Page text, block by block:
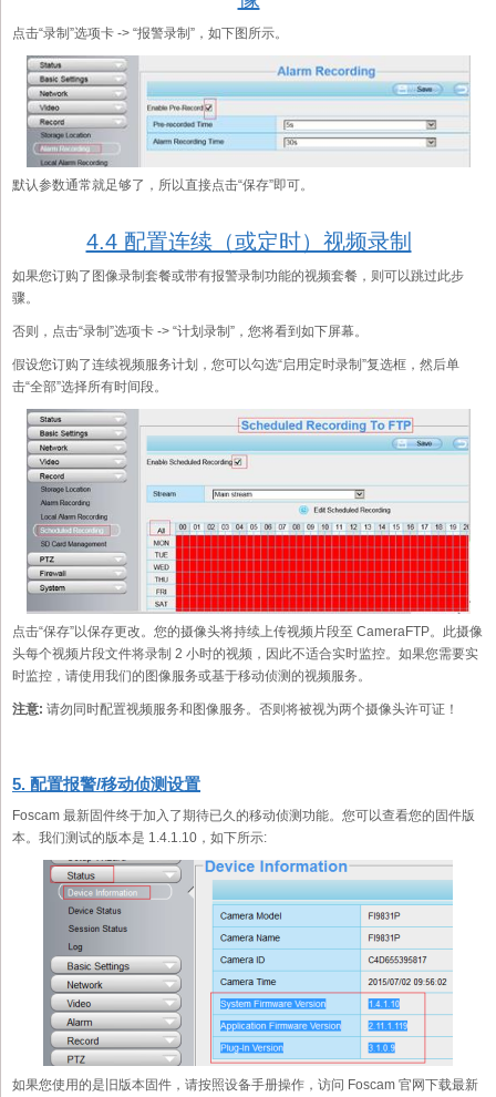
点击“录制”选项卡 -> “报警录制”，如下图所示。
默认参数通常就足够了，所以直接点击“保存”即可。
4.4 配置连续（或定时）视频录制
如果您订购了图像录制套餐或带有报警录制功能的视频套餐，则可以跳过此步
骤。
否则，点击“录制”选项卡 -> “计划录制”，您将看到如下屏幕。
假设您订购了连续视频服务计划，您可以勾选“启用定时录制”复选框，然后单
击“全部”选择所有时间段。
点击“保存”以保存更改。您的摄像头将持续上传视频片段至 CameraFTP。此摄像
头每个视频片段文件将录制 2 小时的视频，因此不适合实时监控。如果您需要实
时监控，请使用我们的图像服务或基于移动侦测的视频服务。
注意: 请勿同时配置视频服务和图像服务。否则将被视为两个摄像头许可证！
5. 配置报警/移动侦测设置
Foscam 最新固件终于加入了期待已久的移动侦测功能。您可以查看您的固件版
本。我们测试的版本是 1.4.1.10，如下所示:
如果您使用的是旧版本固件，请按照设备手册操作，访问 Foscam 官网下载最新